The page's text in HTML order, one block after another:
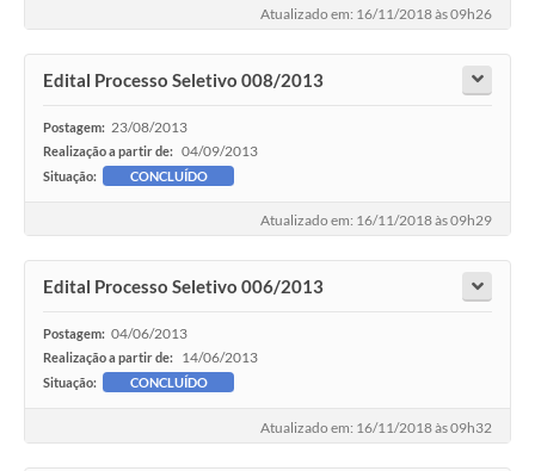
Atualizado em: 16/11/2018 às 09h26
Edital Processo Seletivo 008/2013
Postagem: 23/08/2013
Realização a partir de: 04/09/2013
Situação: CONCLUÍDO
Atualizado em: 16/11/2018 às 09h29
Edital Processo Seletivo 006/2013
Postagem: 04/06/2013
Realização a partir de: 14/06/2013
Situação: CONCLUÍDO
Atualizado em: 16/11/2018 às 09h32